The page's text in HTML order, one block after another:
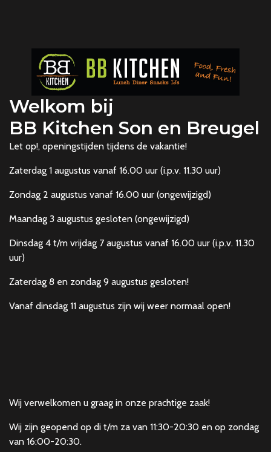
Welkom bij
BB Kitchen Son en Breugel
Let op!, openingstijden tijdens de vakantie!
Zaterdag 1 augustus vanaf 16.00 uur (i.p.v. 11.30 uur)
Zondag 2 augustus vanaf 16.00 uur (ongewijzigd)
Maandag 3 augustus gesloten (ongewijzigd)
Dinsdag 4 t/m vrijdag 7 augustus vanaf 16.00 uur (i.p.v. 11.30
uur)
Zaterdag 8 en zondag 9 augustus gesloten!
Vanaf dinsdag 11 augustus zijn wij weer normaal open!
Wij verwelkomen u graag in onze prachtige zaak!
Wij zijn geopend op di t/m za van 11:30-20:30 en op zondag
van 16:00-20:30.